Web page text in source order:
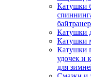
Катушки
Катушки
Катушки
Катушки
удочек и
для